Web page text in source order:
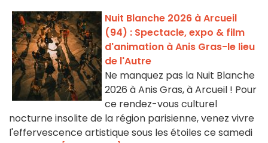
Nuit Blanche 2026 à Arcueil
(94) : Spectacle, expo & film
d'animation à Anis Gras-le lieu
de l'Autre
Ne manquez pas la Nuit Blanche
2026 à Anis Gras, à Arcueil ! Pour
ce rendez-vous culturel
nocturne insolite de la région parisienne, venez vivre
l'effervescence artistique sous les étoiles ce samedi